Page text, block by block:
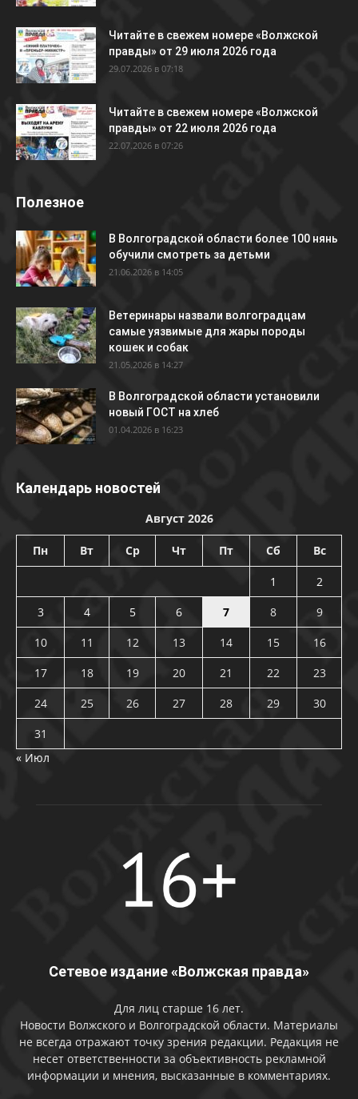
Читайте в свежем номере «Волжской
правды» от 29 июля 2026 года
29.07.2026 в 07:18
Читайте в свежем номере «Волжской
правды» от 22 июля 2026 года
22.07.2026 в 07:26
Полезное
В Волгоградской области более 100 нянь
обучили смотреть за детьми
21.06.2026 в 14:05
Ветеринары назвали волгоградцам
самые уязвимые для жары породы
кошек и собак
21.05.2026 в 14:27
В Волгоградской области установили
новый ГОСТ на хлеб
01.04.2026 в 16:23
Календарь новостей
Август 2026
Пн Вт Ср Чт Пт Сб Вс
1
2
3
4 5 6 7 8
9
10
11 12 13 14 15
16
17
18 19 20 21 22
23
24
25 26 27 28 29
30
31
« Июл
Сетевое издание «Волжская правда»
Для лиц старше 16 лет.
Новости Волжского и Волгоградской области. Материалы
не всегда отражают точку зрения редакции. Редакция не
несет ответственности за объективность рекламной
информации и мнения, высказанные в комментариях.